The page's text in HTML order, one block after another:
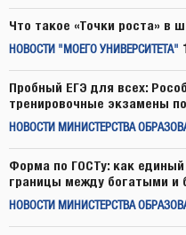
Что такое «Точки роста» в
НОВОСТИ "МОЕГО УНИВЕРСИТЕТА"
Пробный ЕГЭ для всех:
тренировочные экзамены
НОВОСТИ МИНИСТЕРСТВА
Форма по ГОСТу: как
границы между богатыми и
НОВОСТИ МИНИСТЕРСТВА